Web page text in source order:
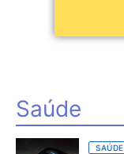
Saúde
SAÚDE